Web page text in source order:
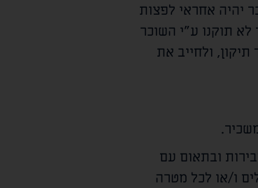
יהיה אחראי לפצות
תוקנו ע"י השוכר
ולחייב את
ובתאום עם
ו/או לכל מטרה